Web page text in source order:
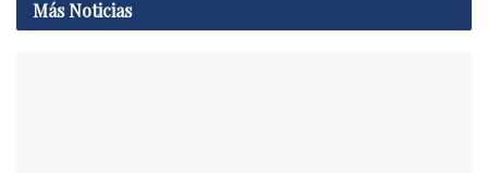
MásNoticias